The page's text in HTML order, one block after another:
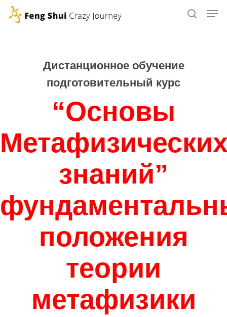
Skip
Дистанционное обучение
подготовительный курс
“Основы
знаний”
положения
теории
метафизики